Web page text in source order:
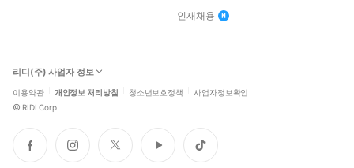
인재채용
리디(주) 사업자 정보
이용약관 개인정보 처리방침 청소년보호정책 사업자정보확인
© RIDI Corp.
페
이
인
스
트
위
유
튜
틱
톡